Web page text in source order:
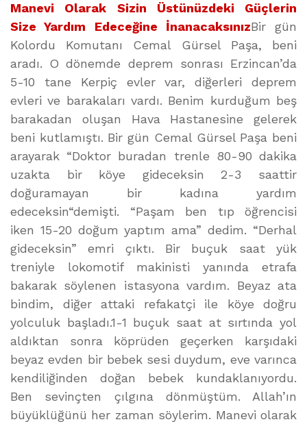
Manevi Olarak Sizin Üstünüzdeki Güçlerin
Size Yardım Edeceğine İnanacaksınızBir gün
Kolordu Komutanı Cemal Gürsel Paşa, beni
aradı. O dönemde deprem sonrası Erzincan’da
5-10 tane Kerpiç evler var, diğerleri deprem
evleri ve barakaları vardı. Benim kurduğum beş
barakadan oluşan Hava Hastanesine gelerek
beni kutlamıştı. Bir gün Cemal Gürsel Paşa beni
arayarak “Doktor buradan trenle 80-90 dakika
uzakta bir köye gideceksin 2-3 saattir
doğuramayan bir kadına yardım
edeceksin“demişti. “Paşam ben tıp öğrencisi
iken 15-20 doğum yaptım ama” dedim. “Derhal
gideceksin” emri çıktı. Bir buçuk saat yük
treniyle lokomotif makinisti yanında etrafa
bakarak söylenen istasyona vardım. Beyaz ata
bindim, diğer attaki refakatçi ile köye doğru
yolculuk başladı.1-1 buçuk saat at sırtında yol
aldıktan sonra köprüden geçerken karşıdaki
beyaz evden bir bebek sesi duydum, eve varınca
kendiliğinden doğan bebek kundaklanıyordu.
Ben sevinçten çılgına dönmüştüm. Allah’ın
büyüklüğünü her zaman söylerim. Manevi olarak